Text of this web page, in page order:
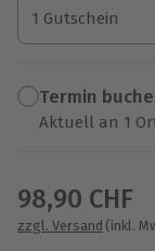
1 Gutschein
1 Gutschein
Termin
Aktuell an 1
98,90 CHF
zzgl. Versand (inkl.